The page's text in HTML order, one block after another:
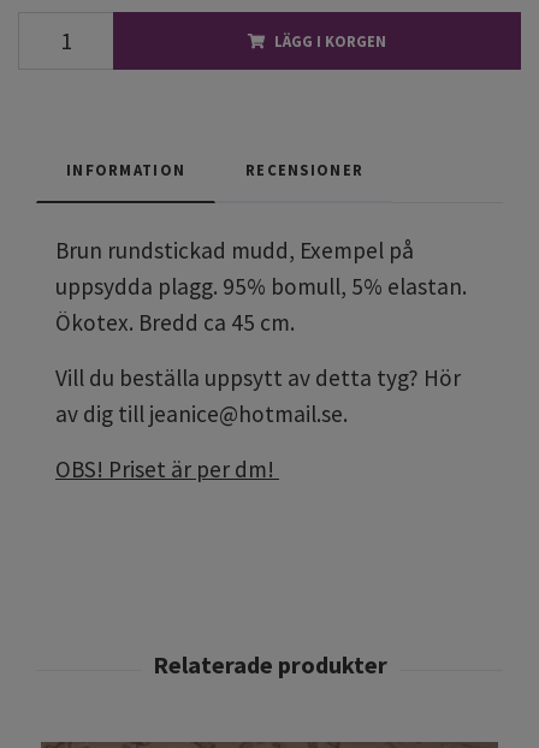
LÄGG I KORGEN
INFORMATION RECENSIONER
Brun rundstickad mudd, Exempel på
uppsydda plagg. 95% bomull, 5% elastan.
Ökotex. Bredd ca 45 cm.
Vill du beställa uppsytt av detta tyg? Hör
av dig till jeanice@hotmail.se.
OBS! Priset är per dm!